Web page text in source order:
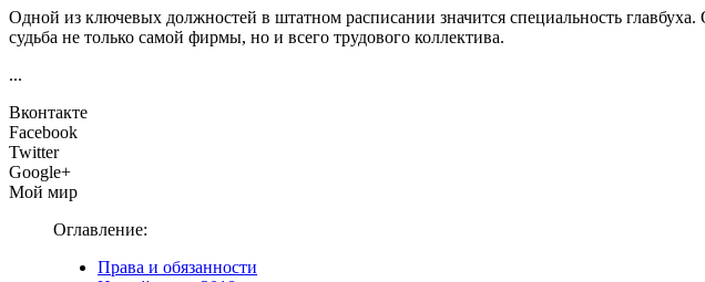
Одной из ключевых должностей в штатном расписании значится специальность
судьба не только самой фирмы, но и всего трудового коллектива.
...
Вконтакте
Facebook
Twitter
Google+
Мой мир
Оглавление:
Права и обязанности